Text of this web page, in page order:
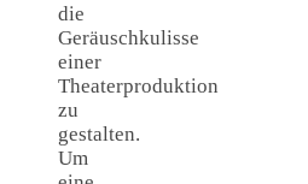
die
Geräuschkulisse
einer
Theaterproduktion
zu
gestalten.
Um